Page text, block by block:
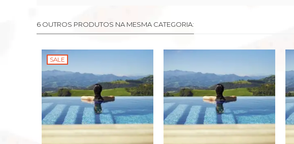
6 OUTROS PRODUTOS NA MESMA CATEGORIA:
SALE